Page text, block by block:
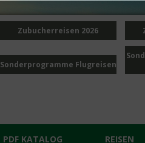
Zubucherreisen 2026
Sonderprogramme Flugreisen
PDF KATALOG REISEN